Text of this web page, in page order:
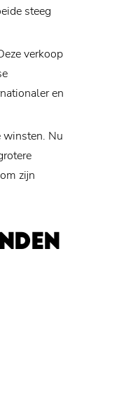
steeg
verkoop
en
winsten. Nu
zijn